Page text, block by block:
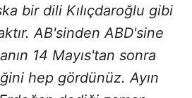
bir dili Kılıçdaroğlu gibi
AB'sinden ABD'sine
14 Mayıs'tan sonra
hep gördünüz. Ayın